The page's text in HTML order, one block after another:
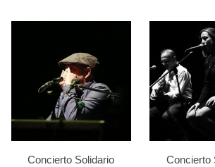
Concierto Solidario Concierto